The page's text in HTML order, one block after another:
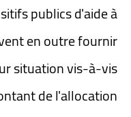
publics d'aide à
en outre fournir
situation vis-à-vis
de l'allocation